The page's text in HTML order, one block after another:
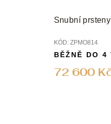
Snubní
KÓD: ZPMO814
72 600
BĚŽNĚ DO 4